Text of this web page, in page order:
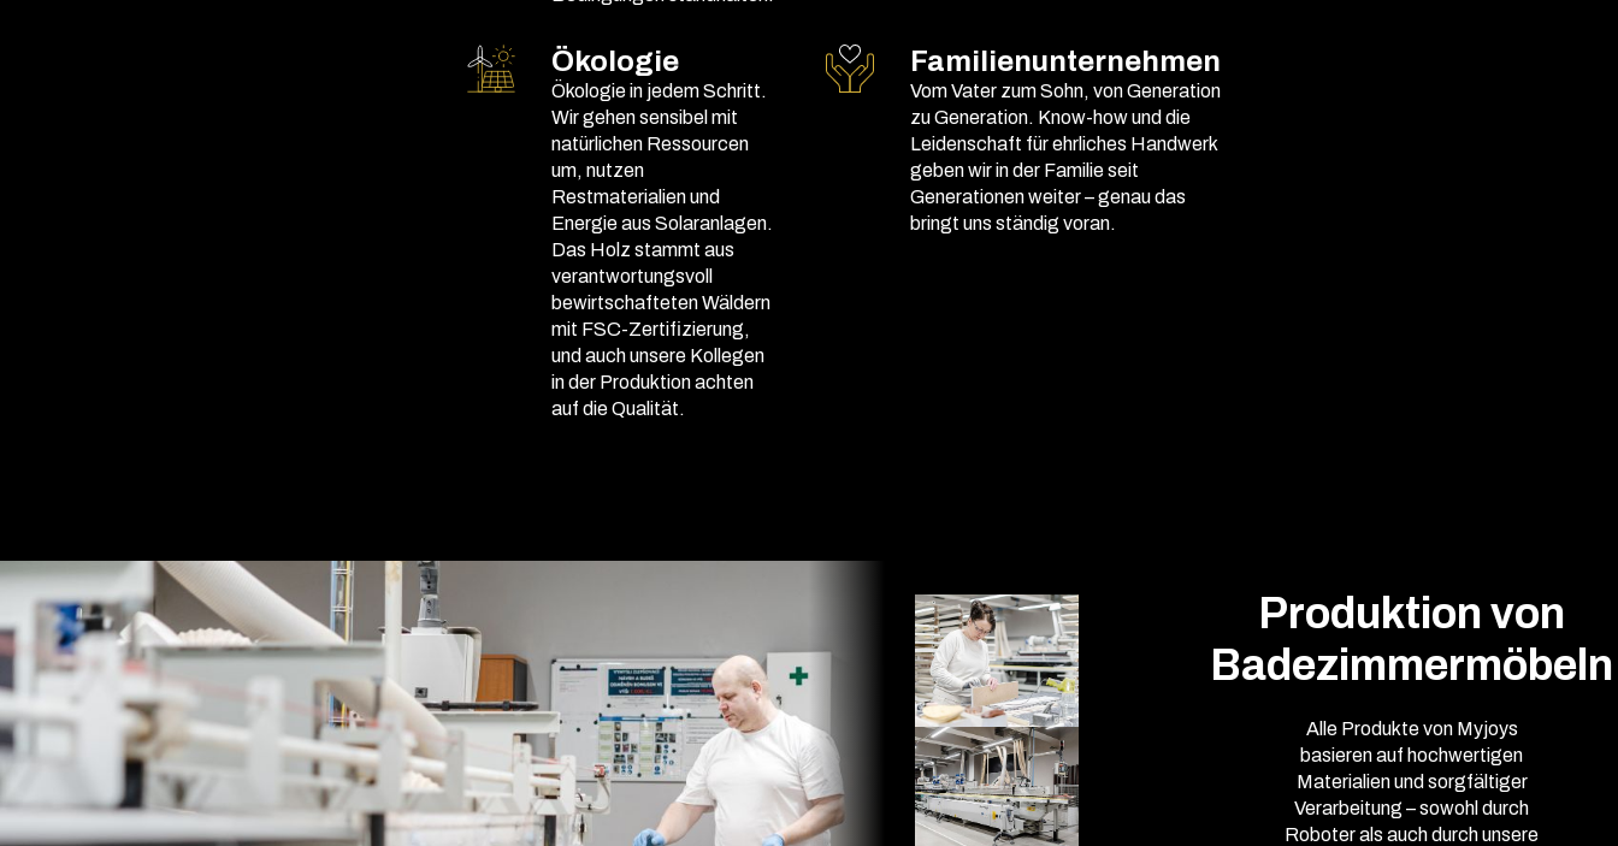
Ökologie
Ökologie in jedem Schritt.
Wir gehen sensibel mit
natürlichen Ressourcen
um, nutzen
Restmaterialien und
Energie aus Solaranlagen.
Das Holz stammt aus
verantwortungsvoll
bewirtschafteten Wäldern
mit FSC-Zertifizierung,
und auch unsere Kollegen
in der Produktion achten
auf die Qualität.
Familienunternehmen
Vom Vater zum Sohn, von Generation
zu Generation. Know-how und die
Leidenschaft für ehrliches Handwerk
geben wir in der Familie seit
Generationen weiter – genau das
bringt uns ständig voran.
Produktion von
Badezimmermöbeln
Alle Produkte von Myjoys
basieren auf hochwertigen
Materialien und sorgfältiger
Verarbeitung – sowohl durch
Roboter als auch durch unsere